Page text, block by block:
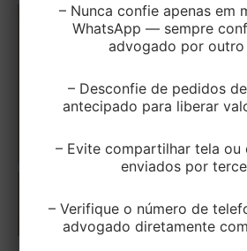
– Nunca confie apenas em
WhatsApp — sempre
advogado por outro
– Desconfie de pedidos
antecipado para liberar
– Evite compartilhar tela ou
enviados por
– Verifique o número de
advogado diretamente